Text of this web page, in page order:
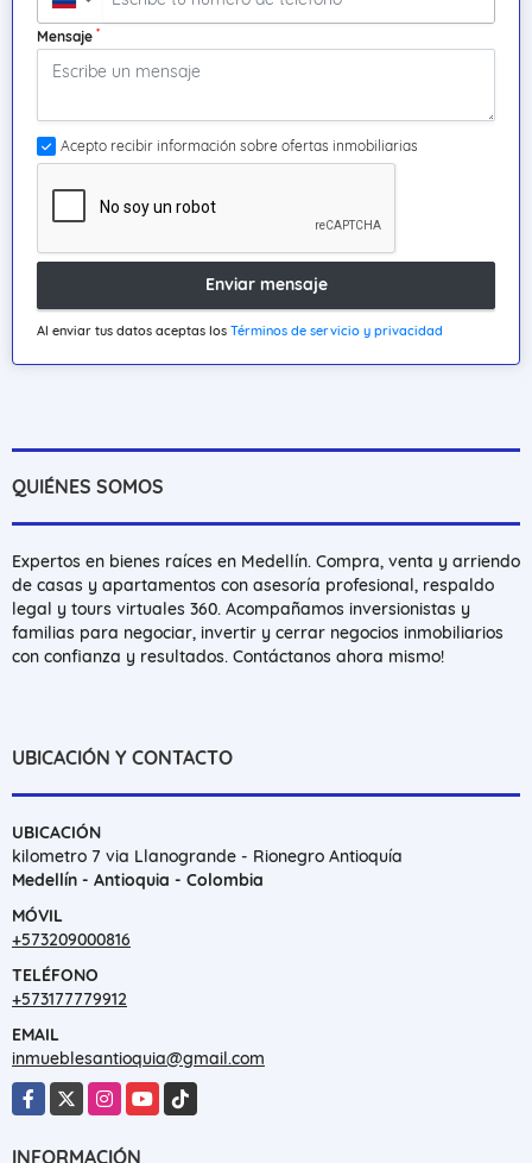
Mensaje *
Acepto recibir información sobre ofertas inmobiliarias
Enviar mensaje
Al enviar tus datos aceptas los Términos de servicio y privacidad
QUIÉNES SOMOS
Expertos en bienes raíces en Medellín. Compra, venta y arriendo
de casas y apartamentos con asesoría profesional, respaldo
legal y tours virtuales 360. Acompañamos inversionistas y
familias para negociar, invertir y cerrar negocios inmobiliarios
con confianza y resultados. Contáctanos ahora mismo!
UBICACIÓN Y CONTACTO
UBICACIÓN
kilometro 7 via Llanogrande - Rionegro Antioquía
Medellín - Antioquia - Colombia
MÓVIL
+573209000816
TELÉFONO
+573177779912
EMAIL
inmueblesantioquia@gmail.com
Facebook
X InstagramYouTubeTikTok
INFORMACIÓN